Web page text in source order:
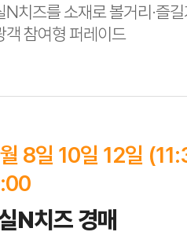
N치즈를 소재로 볼거리·즐
객 참여형 퍼레이드
(마칭밴드) → 인형탈, 삐에
8일 10일 12일
N치즈 경매